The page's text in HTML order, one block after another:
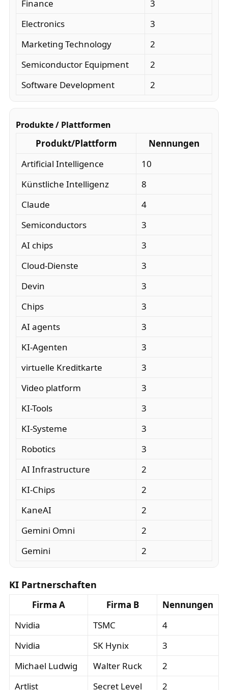
Finance
3
Electronics
3
Marketing Technology
2
Semiconductor Equipment
2
Software Development
2
Produkte / Plattformen
Produkt/Plattform
Nennungen
Artificial Intelligence
10
Künstliche Intelligenz
8
Claude
4
Semiconductors
3
AI chips
3
Cloud-Dienste
3
Devin
3
Chips
3
AI agents
3
KI-Agenten
3
virtuelle Kreditkarte
3
Video platform
3
KI-Tools
3
KI-Systeme
3
Robotics
3
AI Infrastructure
2
KI-Chips
2
KaneAI
2
Gemini Omni
2
Gemini
2
KI Partnerschaften
Firma A Firma B
Nennungen
Nvidia
TSMC
4
Nvidia
SK Hynix
3
Michael Ludwig
Walter Ruck
2
Artlist
Secret Level
2